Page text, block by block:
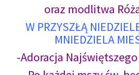
oraz modlitwa
W PRZYSZŁĄ
MNIEDZIELA
-Adoracja